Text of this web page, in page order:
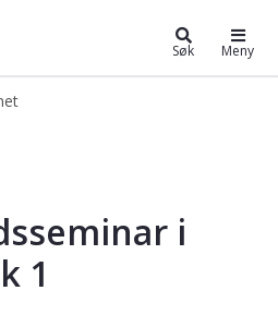
Søk Meny
i
i
1